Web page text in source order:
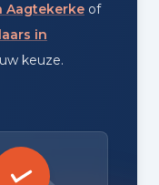
Aagtekerke of
in
keuze.